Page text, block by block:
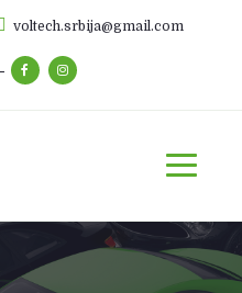
voltech.srbija@gmail.com